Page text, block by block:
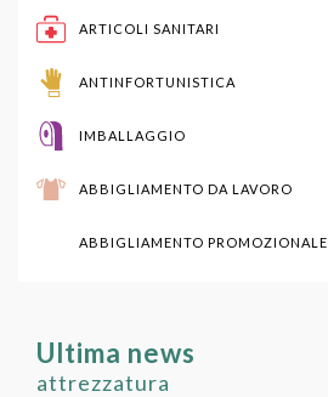
ARTICOLI SANITARI
ANTINFORTUNISTICA
IMBALLAGGIO
ABBIGLIAMENTO DA LAVORO
ABBIGLIAMENTO PROMOZIONALE
Ultima news
attrezzatura